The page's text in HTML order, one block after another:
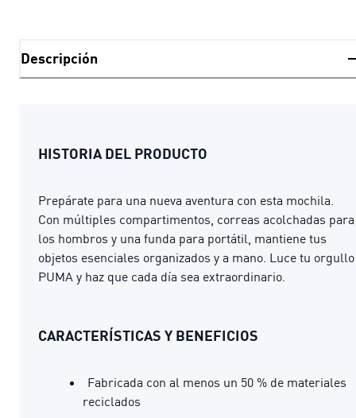
Descripción
HISTORIA DEL PRODUCTO
Prepárate para una nueva aventura con esta mochila.
Con múltiples compartimentos, correas acolchadas para
los hombros y una funda para portátil, mantiene tus
objetos esenciales organizados y a mano. Luce tu orgullo
PUMA y haz que cada día sea extraordinario.
CARACTERÍSTICAS Y BENEFICIOS
Fabricada con al menos un 50 % de materiales
reciclados